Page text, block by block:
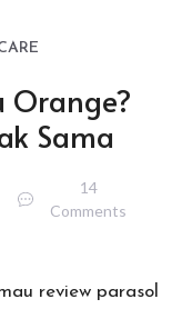
Orange?
Sama
14
Comments
review parasol